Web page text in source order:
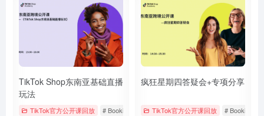
TikTok Shop东南亚基础直播
玩法
TikTok官方公开课回放 # Bookings & Vouchers # tiktok # 厨房用品
疯狂星期四答疑会+专项分享
TikTok官方公开课回放 # Bookings